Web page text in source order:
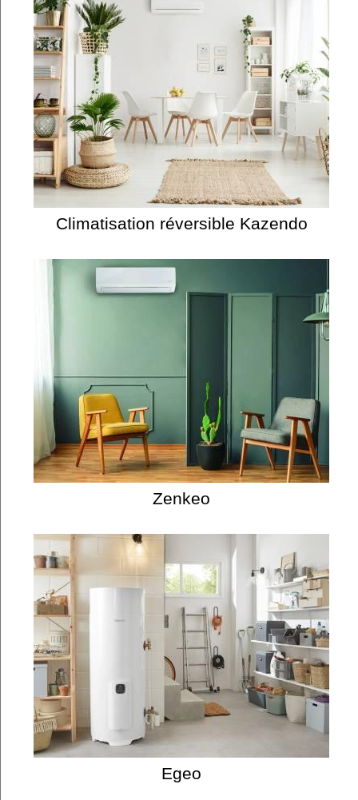
Climatisation réversible Kazendo
Zenkeo
Egeo